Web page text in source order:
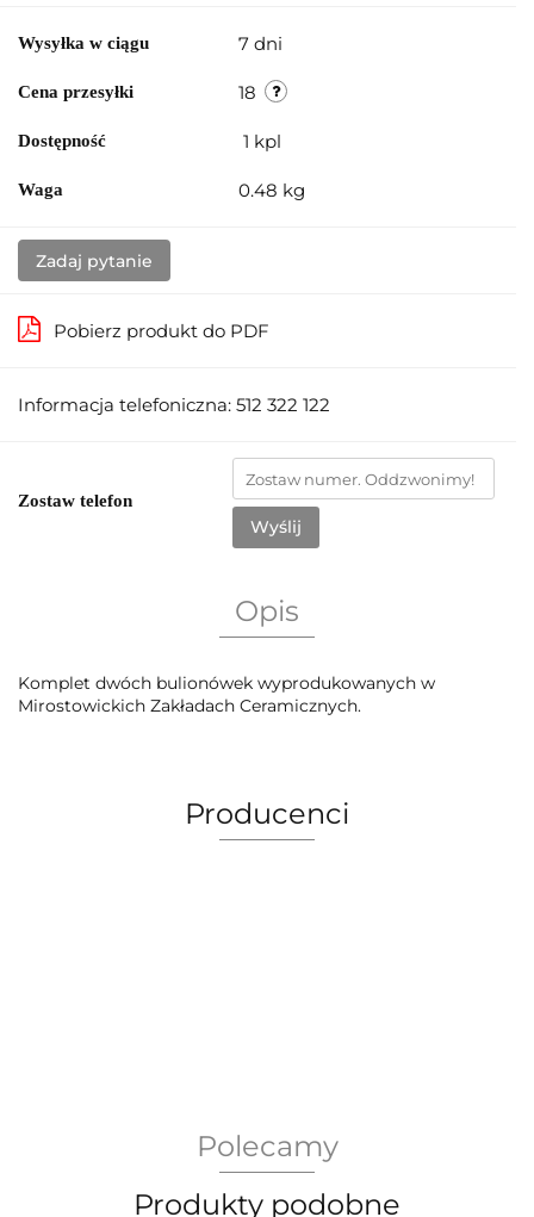
Wysyłka w ciągu 7 dni
Cena przesyłki 18
Dostępność 1 kpl
Waga 0.48 kg
Zadaj pytanie
Pobierz produkt do PDF
Informacja telefoniczna: 512 322 122
Zostaw telefon
Wyślij
Opis
Komplet dwóch bulionówek wyprodukowanych w
Mirostowickich Zakładach Ceramicznych.
Producenci
Bergdala Glasbruk
Polecamy
Produkty podobne